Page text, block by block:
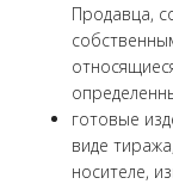
Продавца,
готовые
виде
носителе,